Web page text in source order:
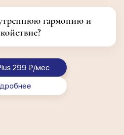
гармонию и
299 ₽/мес